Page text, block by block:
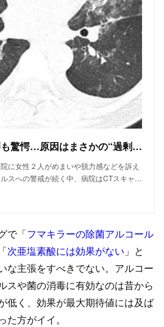
「肺に白い影」医師も驚愕…原因はまさかの“過剰コロナ対策”
に女性２人がめまいや脱力感などを訴え
スへの警戒が続く中、病院はCTスキャ…
で「フマキラーの除菌アルコール
次亜塩素酸には効果がない 」と
な主張をすべきでない。アルコー
スや菌の消毒に有効なのは昔から
低く、効果が最大期待値には及ば
方がイイ。